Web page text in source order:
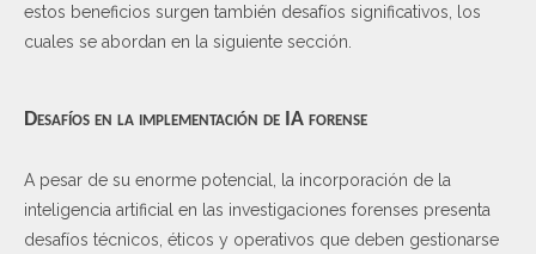
estos beneficios surgen también desafíos significativos, los
cuales se abordan en la siguiente sección.
Desafíos en la implementación de IA forense
A pesar de su enorme potencial, la incorporación de la
inteligencia artificial en las investigaciones forenses presenta
desafíos técnicos, éticos y operativos que deben gestionarse